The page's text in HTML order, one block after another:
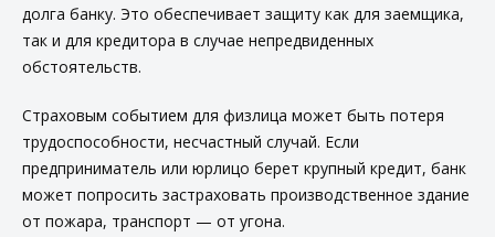
долга банку. Это обеспечивает защиту как для заемщика,
так и для кредитора в случае непредвиденных
обстоятельств.
Страховым событием для физлица может быть потеря
трудоспособности, несчастный случай. Если
предприниматель или юрлицо берет крупный кредит, банк
может попросить застраховать производственное здание
от пожара, транспорт — от угона.